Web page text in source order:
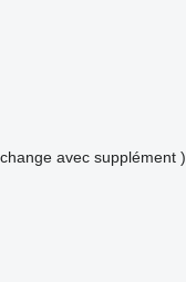
avec supplément )